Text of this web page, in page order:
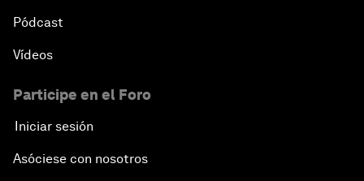
Pódcast
Vídeos
Participe en el Foro
Iniciar sesión
Asóciese con nosotros